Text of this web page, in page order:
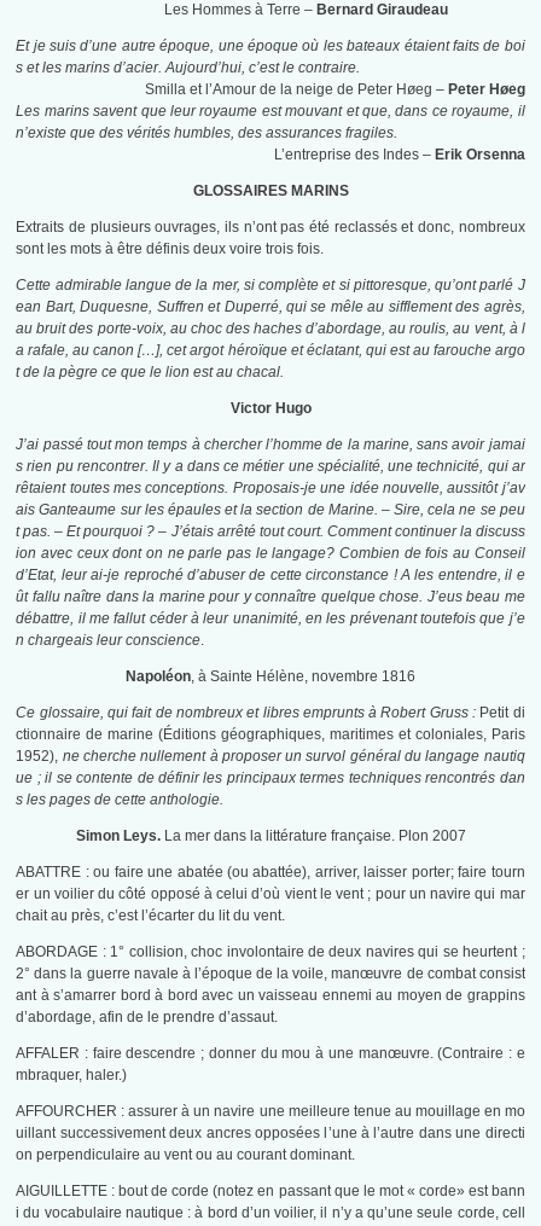
Les Hommes à Terre – Bernard Giraudeau
Et je suis d’une autre époque, une époque où les bateaux étaient faits de boi
s et les marins d’acier. Aujourd’hui, c’est le contraire.
Smilla et l’Amour de la neige de Peter Høeg – Peter Høeg
Les marins savent que leur royaume est mouvant et que, dans ce royaume, il
n’existe que des vérités humbles, des assurances fragiles.
L’entreprise des Indes – Erik Orsenna
GLOSSAIRES MARINS
Extraits de plusieurs ouvrages, ils n’ont pas été reclassés et donc, nombreux
sont les mots à être définis deux voire trois fois.
Cette admirable langue de la mer, si complète et si pittoresque, qu’ont parlé J
ean Bart, Duquesne, Suffren et Duperré, qui se mêle au sifflement des agrès,
au bruit des porte-voix, au choc des haches d’abordage, au roulis, au vent, à l
a rafale, au canon […], cet argot héroïque et éclatant, qui est au farouche argo
t de la pègre ce que le lion est au chacal.
Victor Hugo
J’ai passé tout mon temps à chercher l’homme de la marine, sans avoir jamai
s rien pu rencontrer. Il y a dans ce métier une spécialité, une technicité, qui ar
rêtaient toutes mes conceptions. Proposais-je une idée nouvelle, aussitôt j’av
ais Ganteaume sur les épaules et la section de Marine. – Sire, cela ne se peu
t pas. – Et pourquoi ? – J’étais arrêté tout court. Comment continuer la discus­s
ion avec ceux dont on ne parle pas le langage? Combien de fois au Conseil
d’Etat, leur ai-je reproché d’abuser de cette circonstance ! A les entendre, il e
ût fallu naître dans la marine pour y connaître quelque chose. J’eus beau me
débattre, il me fallut céder à leur una­nimité, en les prévenant toutefois que j’e
n chargeais leur conscience.
Napoléon, à Sainte Hélène, novembre 1816
Ce glossaire, qui fait de nombreux et libres emprunts à Robert Gruss : Petit di
ctionnaire de marine (Éditions géographiques, maritimes et coloniales, Paris
1952), ne cherche nullement à proposer un survol général du langage nautiq
ue ; il se contente de définir les principaux termes techniques rencontrés dan
s les pages de cette anthologie.
Simon Leys. La mer dans la littérature française. Plon 2007
ABATTRE : ou faire une abatée (ou abattée), arriver, laisser porter; faire tourn
er un voilier du côté opposé à celui d’où vient le vent ; pour un navire qui mar
chait au près, c’est l’écarter du lit du vent.
ABORDAGE : 1° collision, choc involontaire de deux navires qui se heurtent ;
2° dans la guerre navale à l’époque de la voile, manœuvre de combat consist
ant à s’amarrer bord à bord avec un vaisseau ennemi au moyen de grappins
d’abordage, afin de le prendre d’assaut.
AFFALER : faire descendre ; donner du mou à une manœuvre. (Contraire : e
mbraquer, haler.)
AFFOURCHER : assurer à un navire une meilleure tenue au mouillage en mo
uillant successivement deux ancres opposées l’une à l’autre dans une directi
on perpendiculaire au vent ou au courant dominant.
AIGUILLETTE : bout de corde (notez en passant que le mot « corde» est bann
i du vocabulaire nautique : à bord d’un voilier, il n’y a qu’une seule corde, cell